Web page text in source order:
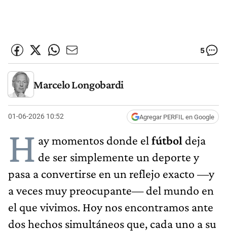
5
Marcelo Longobardi
01-06-2026 10:52 Agregar PERFIL en Google
H ay momentos donde el fútbol deja
de ser simplemente un deporte y
pasa a convertirse en un reflejo exacto —y
a veces muy preocupante— del mundo en
el que vivimos. Hoy nos encontramos ante
dos hechos simultáneos que, cada uno a su